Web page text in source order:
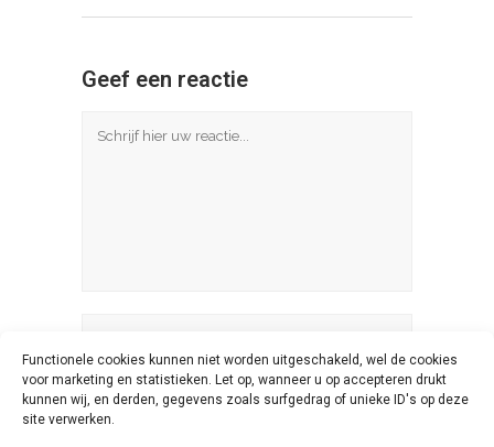
Functionele cookies kunnen niet worden uitgeschakeld, wel de cookies
voor marketing en statistieken. Let op, wanneer u op accepteren drukt
kunnen wij, en derden, gegevens zoals surfgedrag of unieke ID's op deze
site verwerken.
Geef een reactie